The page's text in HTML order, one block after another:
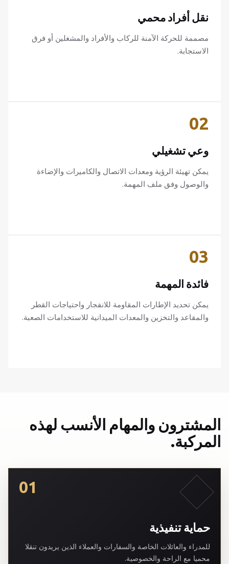
نقل أفراد محمي
مصممة للحركة الآمنة للركاب والأفراد والمشغلين أو فرق
الاستجابة.
02
وعي تشغيلي
يمكن تهيئة الرؤية ومعدات الاتصال والكاميرات والإضاءة
والوصول وفق ملف المهمة.
03
فائدة المهمة
يمكن تحديد الإطارات المقاومة للانفجار واحتياجات القطر
والمقاعد والتخزين والمعدات الميدانية للاستخدامات الصعبة.
المشترون والمهام الأنسب لهذه
المركبة.
01
حماية تنفيذية
للمدراء والعائلات الخاصة والسفارات والعملاء الذين يريدون تنقلا
محميا مع الراحة والخصوصية.